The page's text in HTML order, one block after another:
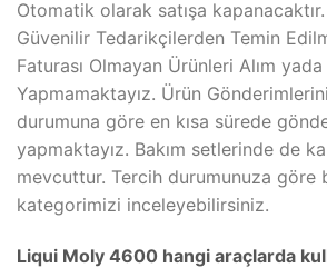
Otomatik olarak satışa
Güvenilir Tedarikçilerden Temin
Faturası Olmayan Ürünleri Alım yada
Yapmamaktayız. Ürün
durumuna göre en kısa sürede
yapmaktayız. Bakım setlerinde de
mevcuttur. Tercih durumunuza göre
kategorimizi inceleyebilirsiniz.
Liqui Moly 4600 hangi araçlarda